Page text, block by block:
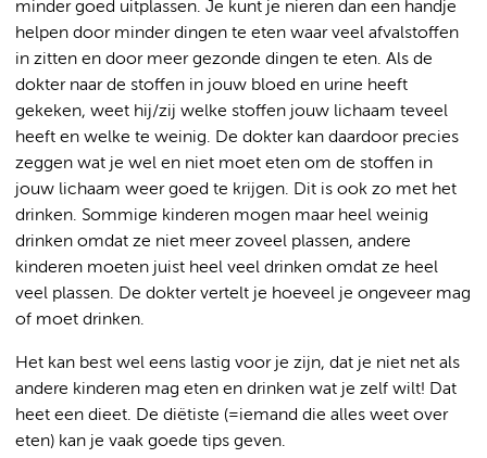
minder goed uitplassen. Je kunt je nieren dan een handje
helpen door minder dingen te eten waar veel afvalstoffen
in zitten en door meer gezonde dingen te eten. Als de
dokter naar de stoffen in jouw bloed en urine heeft
gekeken, weet hij/zij welke stoffen jouw lichaam teveel
heeft en welke te weinig. De dokter kan daardoor precies
zeggen wat je wel en niet moet eten om de stoffen in
jouw lichaam weer goed te krijgen. Dit is ook zo met het
drinken. Sommige kinderen mogen maar heel weinig
drinken omdat ze niet meer zoveel plassen, andere
kinderen moeten juist heel veel drinken omdat ze heel
veel plassen. De dokter vertelt je hoeveel je ongeveer mag
of moet drinken.
Het kan best wel eens lastig voor je zijn, dat je niet net als
andere kinderen mag eten en drinken wat je zelf wilt! Dat
heet een dieet. De diëtiste (=iemand die alles weet over
eten) kan je vaak goede tips geven.